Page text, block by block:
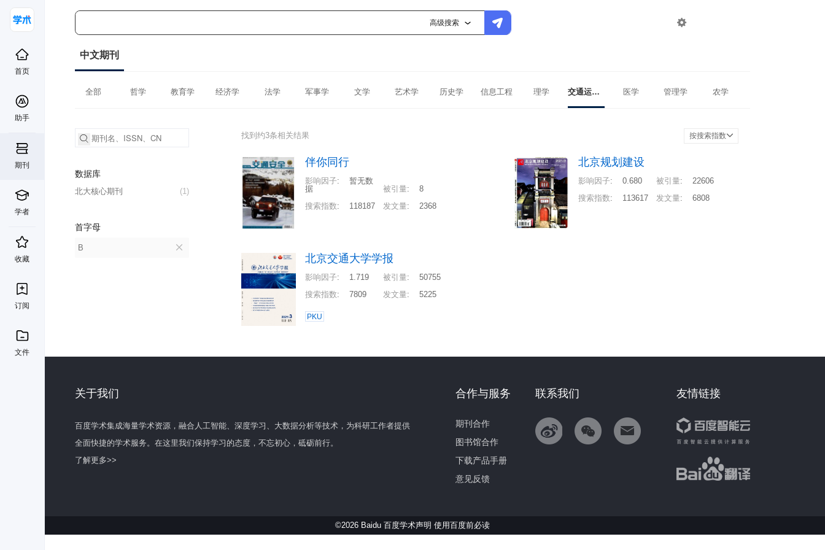
高级搜索 
首页
助手
期刊
学者
收藏
订阅
文件
中文期刊
全部 哲学 教育学 经济学 法学 军事学 文学 艺术学 历史学 信息工程 理学 交通运输工程 医学 管理学 农学
数据库
(1)
北大核心期刊
首字母
B
找到约3条相关结果 按搜索指数
伴你同行
影响因子:
暂无数
据
被引量:
8
搜索指数: 118187 发文量: 2368
北京规划建设
影响因子: 0.680 被引量:
22606
搜索指数: 113617 发文量: 6808
北京交通大学学报
影响因子: 1.719 被引量:
50755
搜索指数: 7809 发文量: 5225
PKU
关于我们
百度学术集成海量学术资源，融合人工智能、深度学习、大数据分析等技术，为科研工作者提供
全面快捷的学术服务。在这里我们保持学习的态度，不忘初心，砥砺前行。
了解更多>>
友情链接
联系我们
合作与服务
期刊合作
图书馆合作
下载产品手册
意见反馈
©2026 Baidu 百度学术声明 使用百度前必读